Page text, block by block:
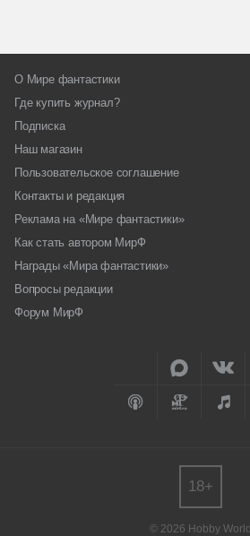
О Мире фантастики
Где купить журнал?
Подписка
Наш магазин
Пользовательское соглашение
Контакты и редакция
Реклама на «Мире фантастики»
Как стать автором МирФ
Награды «Мира фантастики»
Вопросы редакции
Форум МирФ
© 2026 Hobby World
18+